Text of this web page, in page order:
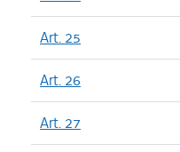
Art. 25
Art. 26
Art. 27